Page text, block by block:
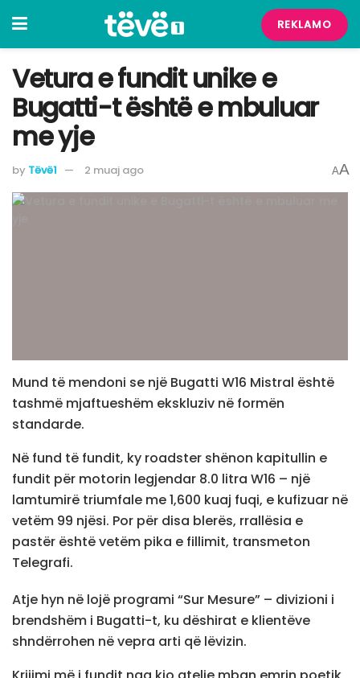
REKLAMO
Vetura e fundit unike e
Bugatti-t është e mbuluar
me yje
by Tëvë1 2 muaj ago AA
Mund të mendoni se një Bugatti W16 Mistral është
tashmë mjaftueshëm ekskluziv në formën
standarde.
Në fund të fundit, ky roadster shënon kapitullin e
fundit për motorin legjendar 8.0 litra W16 – një
lamtumirë triumfale me 1,600 kuaj fuqi, e kufizuar në
vetëm 99 njësi. Por për disa blerës, rrallësia e
pastër është vetëm pika e fillimit, transmeton
Telegrafi.
Atje hyn në lojë programi “Sur Mesure” – divizioni i
brendshëm i Bugatti-t, ku dëshirat e klientëve
shndërrohen në vepra arti që lëvizin.